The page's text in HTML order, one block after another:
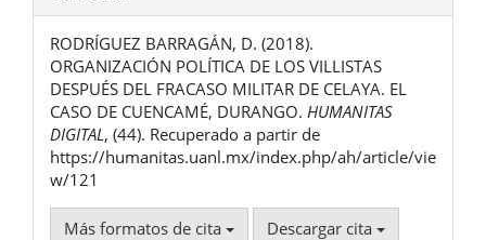
del
artículo
RODRÍGUEZ BARRAGÁN, D. (2018).
ORGANIZACIÓN POLÍTICA DE LOS VILLISTAS
DESPUÉS DEL FRACASO MILITAR DE CELAYA. EL
CASO DE CUENCAMÉ, DURANGO. HUMANITAS
DIGITAL, (44). Recuperado a partir de
https://humanitas.uanl.mx/index.php/ah/article/vie
w/121
Más formatos de cita Descargar cita